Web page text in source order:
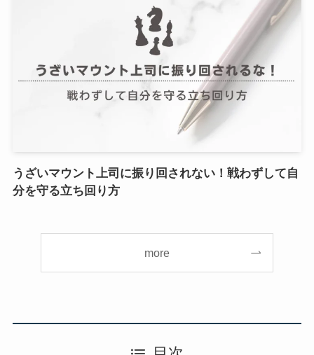
うざいマウント上司に振り回されない！戦わずして自
分を守る立ち回り方
more